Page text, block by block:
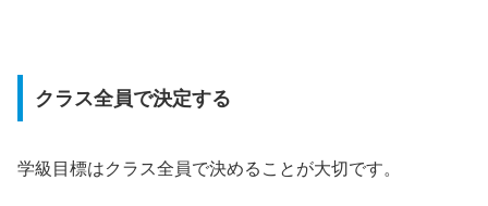
クラス全員で決定する
学級目標はクラス全員で決めることが大切です。